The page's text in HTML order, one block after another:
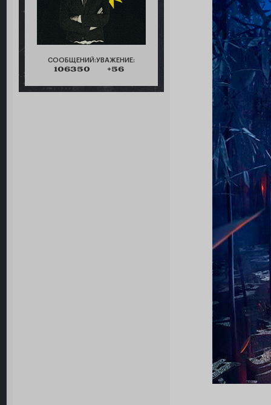
СООБЩЕНИЙ:
106350
УВАЖЕНИЕ:
+56